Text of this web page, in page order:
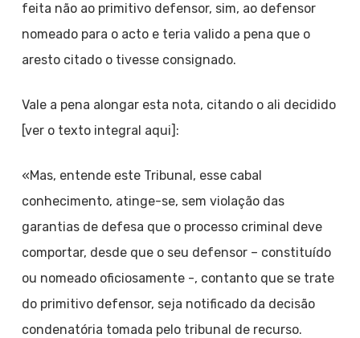
feita não ao primitivo defensor, sim, ao defensor
nomeado para o acto e teria valido a pena que o
aresto citado o tivesse consignado.
Vale a pena alongar esta nota, citando o ali decidido
[ver o texto integral aqui]:
«Mas, entende este Tribunal, esse cabal
conhecimento, atinge-se, sem violação das
garantias de defesa que o processo criminal deve
comportar, desde que o seu defensor – constituído
ou nomeado oficiosamente -, contanto que se trate
do primitivo defensor, seja notificado da decisão
condenatória tomada pelo tribunal de recurso.